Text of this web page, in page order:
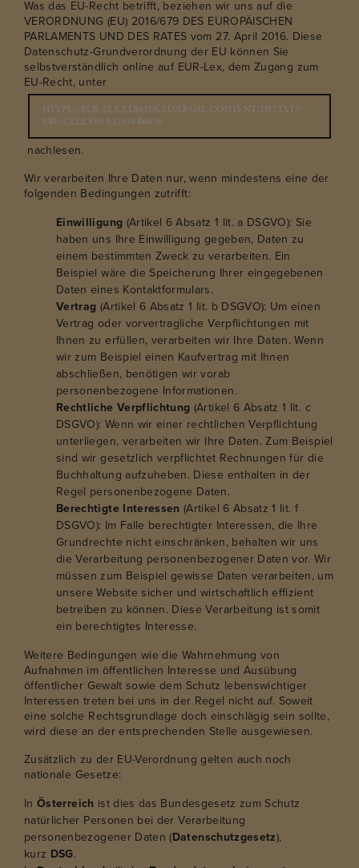
Was das EU-Recht betrifft, beziehen wir uns auf die
VERORDNUNG (EU) 2016/679 DES EUROPÄISCHEN
PARLAMENTS UND DES RATES vom 27. April 2016. Diese
Datenschutz-Grundverordnung der EU können Sie
selbstverständlich online auf EUR-Lex, dem Zugang zum
EU-Recht, unter
HTTPS://EUR-LEX.EUROPA.EU/LEGAL-CONTENT/DE/TXT/?
URI=CELEX%3A32016R0679
nachlesen.
Wir verarbeiten Ihre Daten nur, wenn mindestens eine der
folgenden Bedingungen zutrifft:
Einwilligung (Artikel 6 Absatz 1 lit. a DSGVO): Sie
haben uns Ihre Einwilligung gegeben, Daten zu
einem bestimmten Zweck zu verarbeiten. Ein
Beispiel wäre die Speicherung Ihrer eingegebenen
Daten eines Kontaktformulars.
Vertrag (Artikel 6 Absatz 1 lit. b DSGVO): Um einen
Vertrag oder vorvertragliche Verpflichtungen mit
Ihnen zu erfüllen, verarbeiten wir Ihre Daten. Wenn
wir zum Beispiel einen Kaufvertrag mit Ihnen
abschließen, benötigen wir vorab
personenbezogene Informationen.
Rechtliche Verpflichtung (Artikel 6 Absatz 1 lit. c
DSGVO): Wenn wir einer rechtlichen Verpflichtung
unterliegen, verarbeiten wir Ihre Daten. Zum Beispiel
sind wir gesetzlich verpflichtet Rechnungen für die
Buchhaltung aufzuheben. Diese enthalten in der
Regel personenbezogene Daten.
Berechtigte Interessen (Artikel 6 Absatz 1 lit. f
DSGVO): Im Falle berechtigter Interessen, die Ihre
Grundrechte nicht einschränken, behalten wir uns
die Verarbeitung personenbezogener Daten vor. Wir
müssen zum Beispiel gewisse Daten verarbeiten, um
unsere Website sicher und wirtschaftlich effizient
betreiben zu können. Diese Verarbeitung ist somit
ein berechtigtes Interesse.
Weitere Bedingungen wie die Wahrnehmung von
Aufnahmen im öffentlichen Interesse und Ausübung
öffentlicher Gewalt sowie dem Schutz lebenswichtiger
Interessen treten bei uns in der Regel nicht auf. Soweit
eine solche Rechtsgrundlage doch einschlägig sein sollte,
wird diese an der entsprechenden Stelle ausgewiesen.
Zusätzlich zu der EU-Verordnung gelten auch noch
nationale Gesetze:
InÖsterreich ist dies das Bundesgesetz zum Schutz
natürlicher Personen bei der Verarbeitung
personenbezogener Daten (Datenschutzgesetz),
kurz DSG.